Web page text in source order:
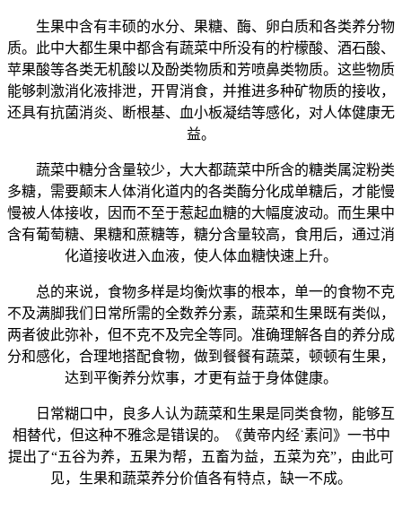
生果中含有丰硕的水分、果糖、酶、卵白质和各类养分物
质。此中大都生果中都含有蔬菜中所没有的柠檬酸、酒石酸、
苹果酸等各类无机酸以及酚类物质和芳喷鼻类物质。这些物质
能够刺激消化液排泄，开胃消食，并推进多种矿物质的接收，
还具有抗菌消炎、断根基、血小板凝结等感化，对人体健康无
益。
蔬菜中糖分含量较少，大大都蔬菜中所含的糖类属淀粉类
多糖，需要颠末人体消化道内的各类酶分化成单糖后，才能慢
慢被人体接收，因而不至于惹起血糖的大幅度波动。而生果中
含有葡萄糖、果糖和蔗糖等，糖分含量较高，食用后，通过消
化道接收进入血液，使人体血糖快速上升。
总的来说，食物多样是均衡炊事的根本，单一的食物不克
不及满脚我们日常所需的全数养分素，蔬菜和生果既有类似，
两者彼此弥补，但不克不及完全等同。准确理解各自的养分成
分和感化，合理地搭配食物，做到餐餐有蔬菜，顿顿有生果，
达到平衡养分炊事，才更有益于身体健康。
日常糊口中，良多人认为蔬菜和生果是同类食物，能够互
相替代，但这种不雅念是错误的。《黄帝内经˙素问》一书中
提出了“五谷为养，五果为帮，五畜为益，五菜为充”，由此可
见，生果和蔬菜养分价值各有特点，缺一不成。